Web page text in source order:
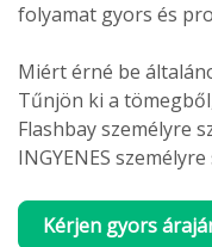
folyamat gyors és
Miért érné be
Tűnjön ki a
Flashbay személyre
INGYENES
Kérjen gyors